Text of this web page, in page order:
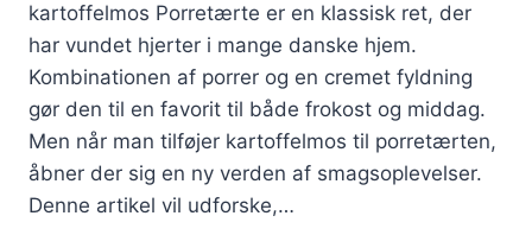
kartoffelmos Porretærte er en klassisk ret, der
har vundet hjerter i mange danske hjem.
Kombinationen af porrer og en cremet fyldning
gør den til en favorit til både frokost og middag.
Men når man tilføjer kartoffelmos til porretærten,
åbner der sig en ny verden af smagsoplevelser.
Denne artikel vil udforske,…